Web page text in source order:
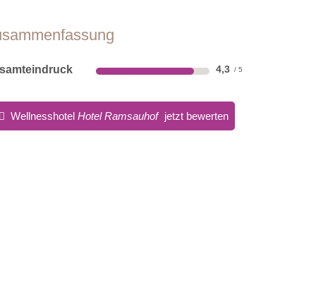
4,3
WellnesshotelHotel Ramsauhof jetzt bewerten